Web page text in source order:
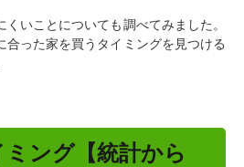
いことについても調べてみました。
合った家を買うタイミングを見つける
ング【統計から